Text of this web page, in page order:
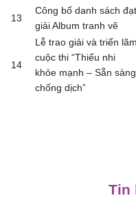
13
Công bố danh sách đạt
giải Album tranh vẽ
14
Lễ trao giải và triển lãm
cuộc thi “Thiếu nhi
khỏe mạnh – Sẵn sàng
chống dịch”
Tin